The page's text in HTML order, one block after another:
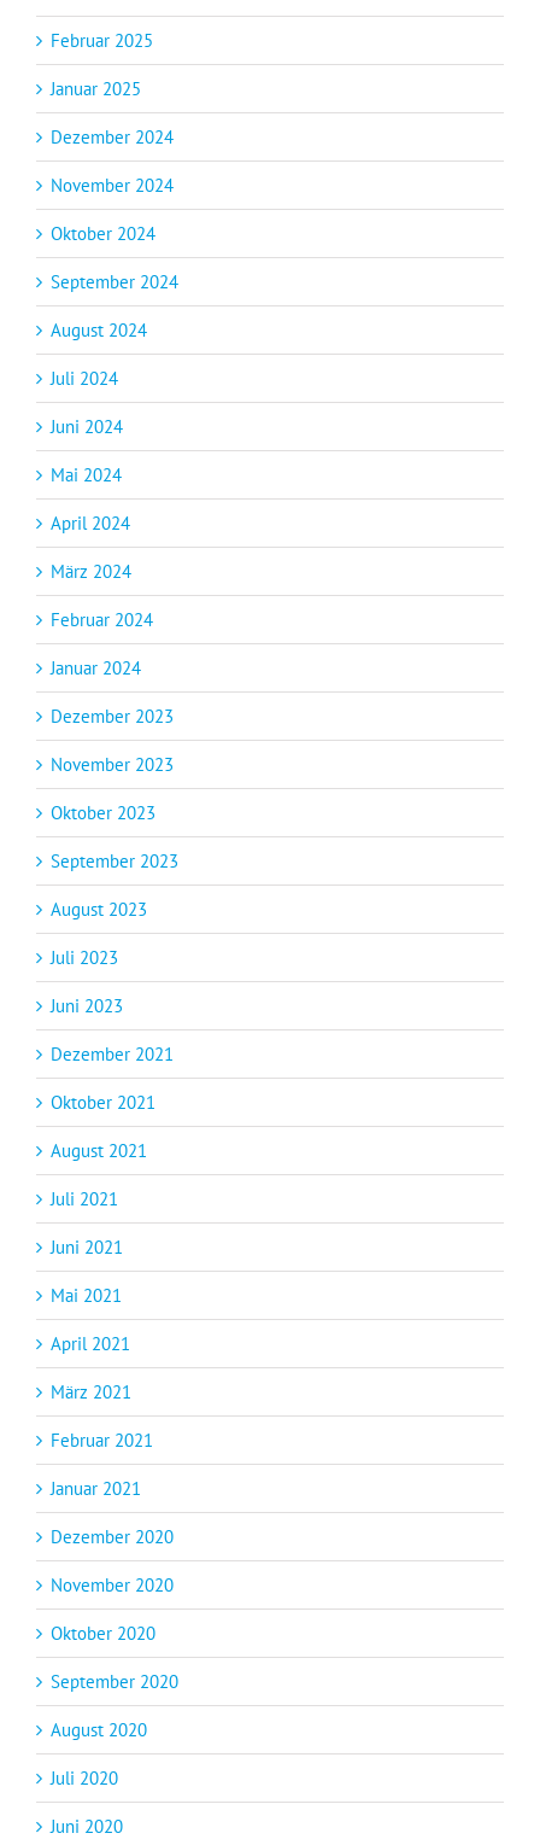
Februar 2025
Januar 2025
Dezember 2024
November 2024
Oktober 2024
September 2024
August 2024
Juli 2024
Juni 2024
Mai 2024
April 2024
März 2024
Februar 2024
Januar 2024
Dezember 2023
November 2023
Oktober 2023
September 2023
August 2023
Juli 2023
Juni 2023
Dezember 2021
Oktober 2021
August 2021
Juli 2021
Juni 2021
Mai 2021
April 2021
März 2021
Februar 2021
Januar 2021
Dezember 2020
November 2020
Oktober 2020
September 2020
August 2020
Juli 2020
Juni 2020